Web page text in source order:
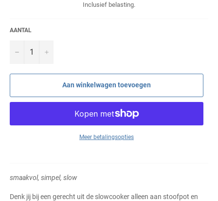
Inclusief belasting.
AANTAL
− +
Aan winkelwagen toevoegen
Meer betalingsopties
smaakvol, simpel, slow
Denk jij bij een gerecht uit de slowcooker alleen aan stoofpot en